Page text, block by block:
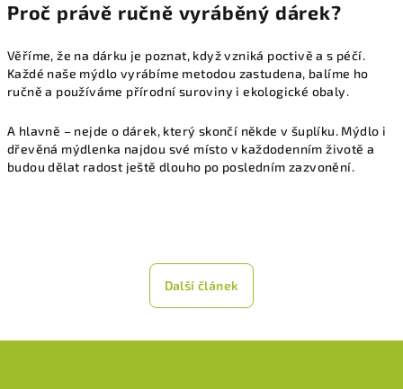
Proč právě ručně vyráběný dárek?
Věříme, že na dárku je poznat, když vzniká poctivě a s péčí.
Každé naše mýdlo vyrábíme metodou zastudena, balíme ho
ručně a používáme přírodní suroviny i ekologické obaly.
A hlavně – nejde o dárek, který skončí někde v šuplíku. Mýdlo i
dřevěná mýdlenka najdou své místo v každodenním životě a
budou dělat radost ještě dlouho po posledním zazvonění.
Další článek